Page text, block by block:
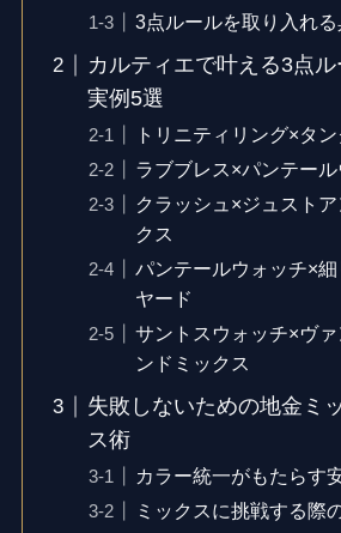
3点ルールを取り入れ
カルティエで叶える3点
実例5選
トリニティリング×タ
ラブブレス×パンテー
クラッシュ×ジュスト
クス
パンテールウォッチ×
ヤード
サントスウォッチ×ヴ
ンドミックス
失敗しないための地金ミ
ス術
カラー統一がもたらす
ミックスに挑戦する際